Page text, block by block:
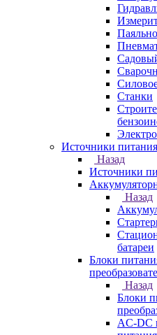
Станки
Источники питания
Назад
Источники
Назад
батареи
Блоки
Назад
Блоки
AC-DC